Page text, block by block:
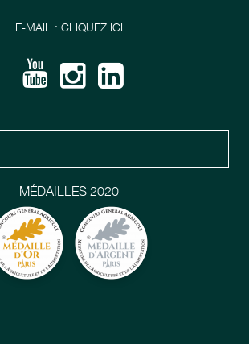
MÉDAILLES 2020
E-MAIL : CLIQUEZ ICI